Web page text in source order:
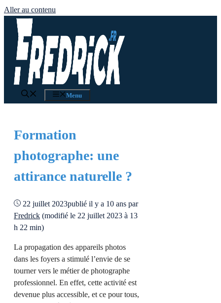
Aller au contenu
Menu
Formation
photographe: une
attirance naturelle ?
22 juillet 2023publié il y a 10 ans par
Fredrick (modifié le 22 juillet 2023 à 13
h 22 min)
La propagation des appareils photos
dans les foyers a stimulé l’envie de se
tourner vers le métier de photographe
professionnel. En effet, cette activité est
devenue plus accessible, et ce pour tous,